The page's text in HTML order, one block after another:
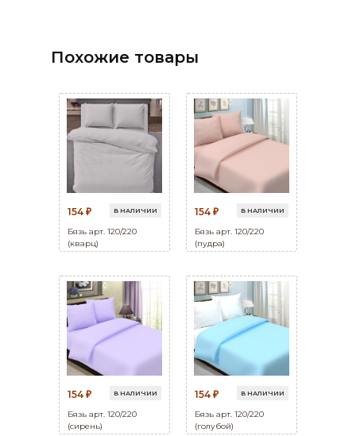
Похожие товары
154 ₽ В НАЛИЧИИ
Бязь арт. 120/220
(кварц)
154 ₽ В НАЛИЧИИ
Бязь арт. 120/220
(пудра)
154 ₽ В НАЛИЧИИ
Бязь арт. 120/220
(сирень)
154 ₽ В НАЛИЧИИ
Бязь арт. 120/220
(голубой)